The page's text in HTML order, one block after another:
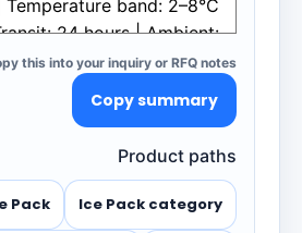
Copy this into your inquiry or RFQ notes.
Copy summary
Product paths
Ice Pack category
Gel Ice Pack